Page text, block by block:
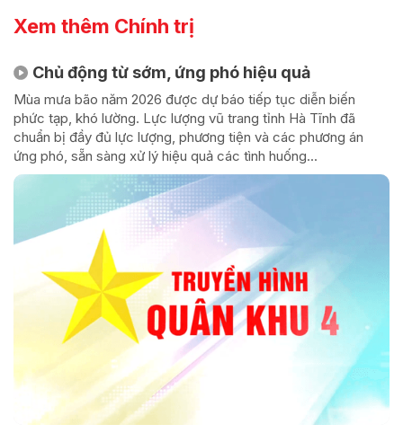
Xem thêm Chính trị
Chủ động từ sớm, ứng phó hiệu quả
Mùa mưa bão năm 2026 được dự báo tiếp tục diễn biến
phức tạp, khó lường. Lực lượng vũ trang tỉnh Hà Tĩnh đã
chuẩn bị đầy đủ lực lượng, phương tiện và các phương án
ứng phó, sẵn sàng xử lý hiệu quả các tình huống...